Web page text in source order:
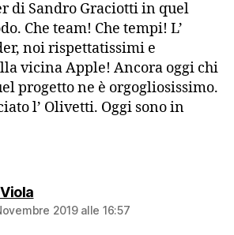
di Sandro Graciotti in quel
Che team! Che tempi! L’
noi rispettatissimi e
vicina Apple! Ancora oggi chi
progetto ne è orgogliosissimo.
l’ Olivetti. Oggi sono in
dice:
2019 alle 16:57